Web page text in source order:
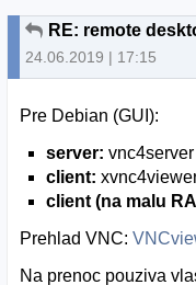
24.06.2019 | 17:15
Pre Debian (GUI):
server: vnc4server
client:
client (na malu
Prehlad VNC:
Na prenoc pouziva